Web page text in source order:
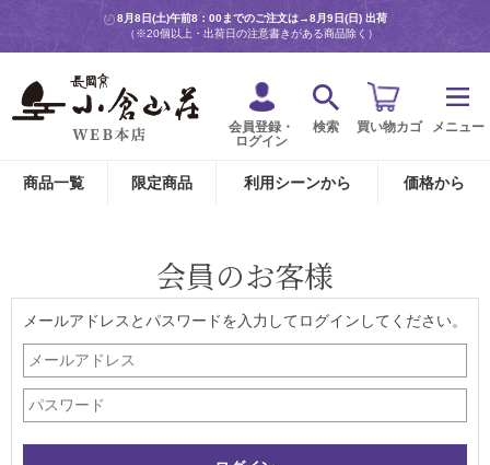
8月8日(土)午前8：00までのご注文は→8月9日(日) 出荷
（※20個以上・出荷日の注意書きがある商品除く）
会員登録・
ログイン
検索 買い物カゴ メニュー
商品一覧 限定商品 利用シーンから 価格から
会員のお客様
メールアドレスとパスワードを入力してログインしてください。